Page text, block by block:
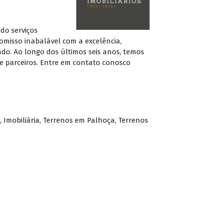
serviços
inabalável com a excelência,
Ao longo dos últimos seis anos, temos
parceiros. Entre em contato conosco
, Imobiliária, Terrenos em Palhoça, Terrenos